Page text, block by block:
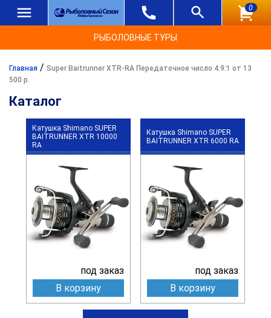
0
РЫБОЛОВНЫЕ ТУРЫ
Главная / Super Baitrunner XTR-RA Передаточное число 4.9:1 от 13
500 р.
Каталог
Катушка Shimano SUPER
BAITRUNNER XTR 10000
RA
под заказ
В корзину
Катушка Shimano SUPER
BAITRUNNER XTR 6000 RA
под заказ
В корзину